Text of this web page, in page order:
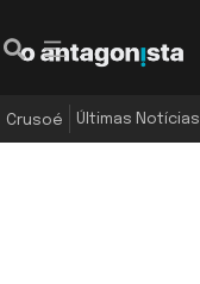
Crusoé Últimas Notícias